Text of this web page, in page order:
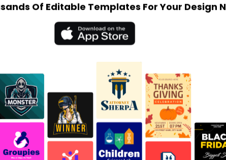
Of Editable Templates For Your Design